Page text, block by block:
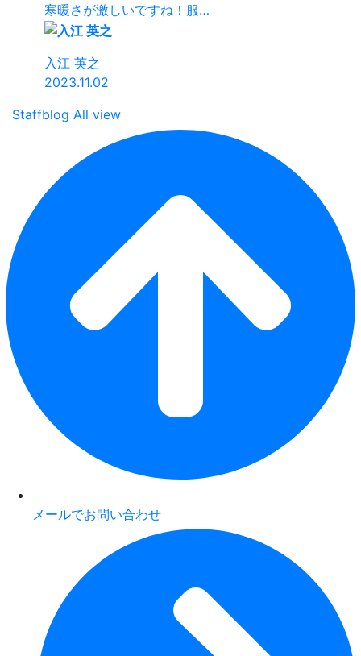
寒暖さが激しいですね！服…
入江 英之
2023.11.02
Staffblog All view
メールでお問い合わせ